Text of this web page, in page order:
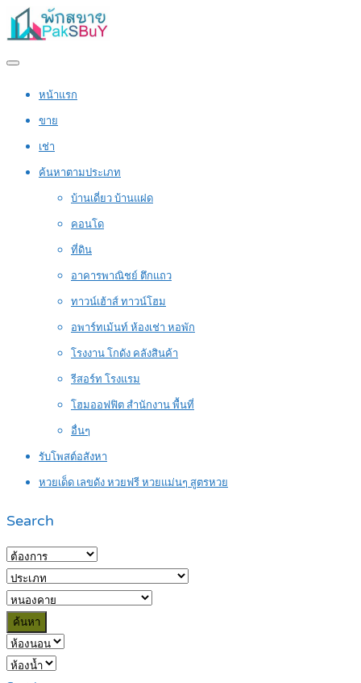
หน้าแรก
ขาย
เช่า
ค้นหาตามประเภท
บ้านเดี่ยว บ้านแฝด
คอนโด
ที่ดิน
อาคารพาณิชย์ ตึกแถว
ทาวน์เฮ้าส์ ทาวน์โฮม
อพาร์ทเม้นท์ ห้องเช่า หอพัก
โรงงาน โกดัง คลังสินค้า
รีสอร์ท โรงแรม
โฮมออฟฟิต สำนักงาน พื้นที่
อื่นๆ
รับโพสต์อสังหา
หวยเด็ด เลขดัง หวยฟรี หวยแม่นๆ สูตรหวย
Search
ค้นหา